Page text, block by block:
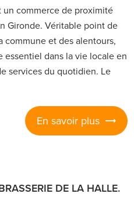
un commerce de proximité
Gironde. Véritable point de
commune et des alentours,
dans la vie locale en
services du quotidien. Le
En savoir plus
DE LA HALLE.